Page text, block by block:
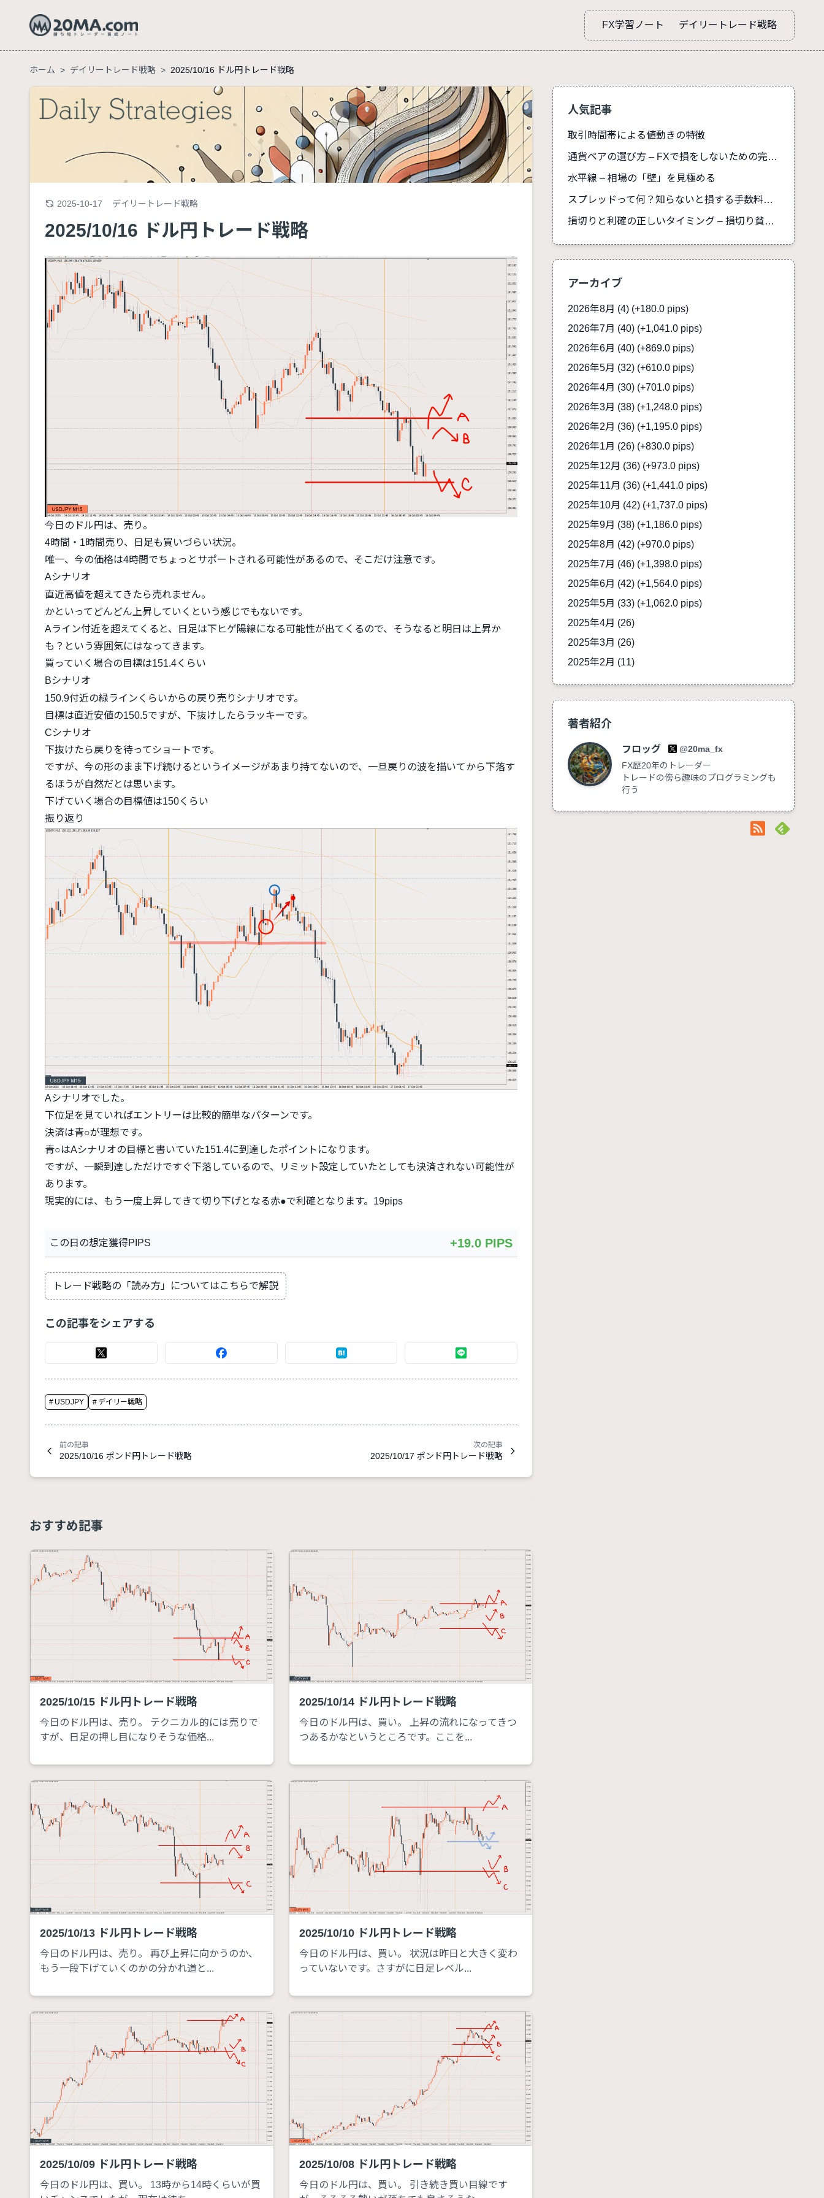
FX学習ノート デイリートレード戦略
ホーム > デイリートレード戦略 > 2025/10/16 ドル円トレード戦略
2025-10-17 デイリートレード戦略
2025/10/16 ドル円トレード戦略
今日のドル円は、売り。
4時間・1時間売り、日足も買いづらい状況。
唯一、今の価格は4時間でちょっとサポートされる可能性があるので、そこだけ注意です。
Aシナリオ
直近高値を超えてきたら売れません。
かといってどんどん上昇していくという感じでもないです。
Aライン付近を超えてくると、日足は下ヒゲ陽線になる可能性が出てくるので、そうなると明日は上昇か
も？という雰囲気にはなってきます。
買っていく場合の目標は151.4くらい
Bシナリオ
150.9付近の緑ラインくらいからの戻り売りシナリオです。
目標は直近安値の150.5ですが、下抜けしたらラッキーです。
Cシナリオ
下抜けたら戻りを待ってショートです。
ですが、今の形のまま下げ続けるというイメージがあまり持てないので、一旦戻りの波を描いてから下落す
るほうが自然だとは思います。
下げていく場合の目標値は150くらい
振り返り
Aシナリオでした。
下位足を見ていればエントリーは比較的簡単なパターンです。
決済は青○が理想です。
青○はAシナリオの目標と書いていた151.4に到達したポイントになります。
ですが、一瞬到達しただけですぐ下落しているので、リミット設定していたとしても決済されない可能性が
あります。
現実的には、もう一度上昇してきて切り下げとなる赤●で利確となります。19pips
この日の想定獲得PIPS +19.0 PIPS
トレード戦略の「読み方」についてはこちらで解説
この記事をシェアする
# USDJPY # デイリー戦略
前の記事
2025/10/16 ポンド円トレード戦略
次の記事
2025/10/17 ポンド円トレード戦略
おすすめ記事
2025/10/15 ドル円トレード戦略
今日のドル円は、売り。 テクニカル的には売りで
すが、日足の押し目になりそうな価格...
2025/10/14 ドル円トレード戦略
今日のドル円は、買い。 上昇の流れになってきつ
つあるかなというところです。ここを...
2025/10/13 ドル円トレード戦略
今日のドル円は、売り。 再び上昇に向かうのか、
もう一段下げていくのかの分かれ道と...
2025/10/10 ドル円トレード戦略
今日のドル円は、買い。 状況は昨日と大きく変わ
っていないです。さすがに日足レベル...
2025/10/09 ドル円トレード戦略
今日のドル円は、買い。 13時から14時くらいが買
2025/10/08 ドル円トレード戦略
今日のドル円は、買い。 引き続き買い目線です
人気記事
取引時間帯による値動きの特徴
通貨ペアの選び方 – FXで損をしないための完全ガイド
水平線 – 相場の「壁」を見極める
スプレッドって何？知らないと損する手数料の真実
損切りと利確の正しいタイミング – 損切り貧乏を防ぐ
アーカイブ
2026年8月 (4) (+180.0 pips)
2026年7月 (40) (+1,041.0 pips)
2026年6月 (40) (+869.0 pips)
2026年5月 (32) (+610.0 pips)
2026年4月 (30) (+701.0 pips)
2026年3月 (38) (+1,248.0 pips)
2026年2月 (36) (+1,195.0 pips)
2026年1月 (26) (+830.0 pips)
2025年12月 (36) (+973.0 pips)
2025年11月 (36) (+1,441.0 pips)
2025年10月 (42) (+1,737.0 pips)
2025年9月 (38) (+1,186.0 pips)
2025年8月 (42) (+970.0 pips)
2025年7月 (46) (+1,398.0 pips)
2025年6月 (42) (+1,564.0 pips)
2025年5月 (33) (+1,062.0 pips)
2025年4月 (26)
2025年3月 (26)
2025年2月 (11)
著者紹介
フロッグ
@20ma_fx
FX歴20年のトレーダー
トレードの傍ら趣味のプログラミングも
行う